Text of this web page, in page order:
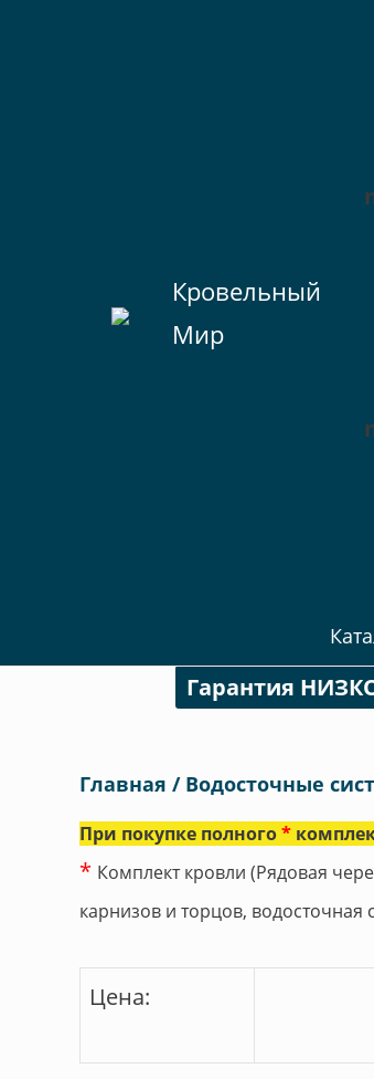
Кровельный
Мир
Гарантия
Главная / Водосточные
При покупке полного*
* Комплект кровли (Рядовая
карнизов и торцов, водосточная
Цена: